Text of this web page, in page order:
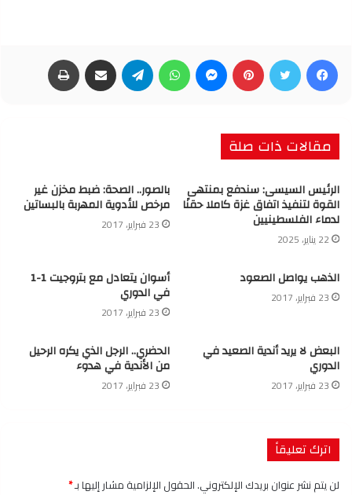
فيسبوك تويتر بينتيريست ماسنجر واتساب تيلقرام مشاركة عبر البريد
مقالات ذات صلة
الرئيس السيسى: سندفع بمنتهى
القوة لتنفيذ اتفاق غزة كاملا حقنًا
لدماء الفلسطينيين
22 يناير، 2025
بالصور.. الصحة: ضبط مخزن غير
مرخص للأدوية المهربة بالبساتين
23 فبراير، 2017
الذهب يواصل الصعود
23 فبراير، 2017
أسوان يتعادل مع بتروجيت 1-1
في الدوري
23 فبراير، 2017
البعض لا يريد أندية الصعيد في
الدوري
23 فبراير، 2017
الحضري.. الرجل الذي يكره الرحيل
من الأندية في هدوء
23 فبراير، 2017
اترك تعليقاً
لن يتم نشر عنوان بريدك الإلكتروني.الحقول الإلزامية مشار إليها بـ*